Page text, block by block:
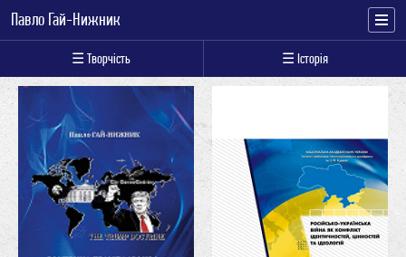
Павло Гай-Нижник
☰ Творчість ☰ Історія